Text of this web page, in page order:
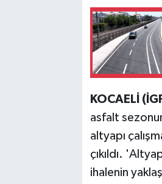
KOCAELİ
asfalt
altyapı
çıkıldı.
ihalenin